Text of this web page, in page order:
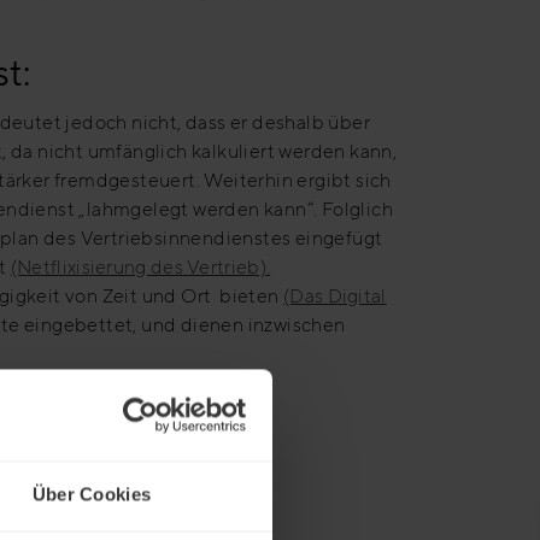
Über Cookies
jedoch nicht, dass er deshalb über
nicht umfänglich kalkuliert werden kann,
fremdgesteuert. Weiterhin ergibt sich
„lahmgelegt werden kann“. Folglich
des Vertriebsinnendienstes eingefügt
(Netflixisierung des Vertrieb).
von Zeit und Ort bieten (Das Digital
eingebettet, und dienen inzwischen
und Erkenntnisse.